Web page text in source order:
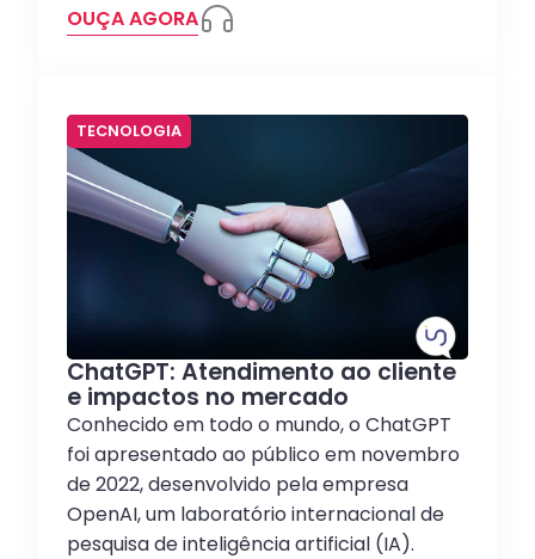
OUÇA AGORA
TECNOLOGIA
ChatGPT: Atendimento ao cliente
e impactos no mercado
Conhecido em todo o mundo, o ChatGPT
foi apresentado ao público em novembro
de 2022, desenvolvido pela empresa
OpenAI, um laboratório internacional de
pesquisa de inteligência artificial (IA).